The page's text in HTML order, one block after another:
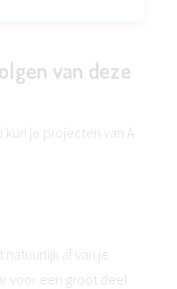
van deze
je projecten van A
af van je
voor een groot deel